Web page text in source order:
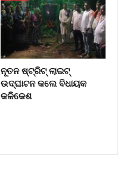
ନୂତନ ଷ୍ଟ୍ରିଟ୍ ଲାଇଟ୍‌
ଉଦ୍‌ଘାଟନ କଲେ ବିଧାୟକ
କଳିକେଶ